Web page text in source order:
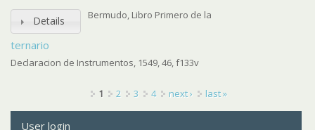
Details
ternario
Bermudo, Libro Primero de la
Declaracion de Instrumentos, 1549, 46, f133v
1 2 3 4 next › last »
User login